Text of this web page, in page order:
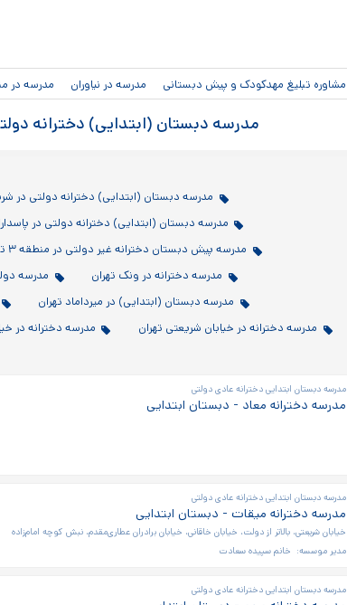
مشاوره تبلیغ مهدکودک و پیش دبستانی مدرسه در نیاوران مدرسه در
مدرسه دبستان (ابتدایی) دخترانه دولتی در
مدرسه دبستان (ابتدایی) دخترانه دولتی در
مدرسه دبستان (ابتدایی) دخترانه دولتی در
مدرسه پیش دبستان دخترانه غیر دولتی در منطقه ۳ تهران
مدرسه دخترانه در ونک تهران
مدرسه
مدرسه دبستان (ابتدایی) در میرداماد تهران
مدرسه دخترانه در خیابان شریعتی تهران
مدرسه دخترانه در
مدرسه دبستان ابتدایی دخترانه عادی دولتی
مدرسه دخترانه معاد - دبستان ابتدایی
مدرسه دبستان ابتدایی دخترانه عادی دولتی
مدرسه دخترانه میقات - دبستان ابتدایی
خیابان شریعتی، بالاتر از دولت، خیابان خاقانی، خیابان برادران عطاری‌مقدم، نبش کوچه امام‌زاده
مدیر موسسه: خانم سپیده سعادت
مدرسه دبستان ابتدایی دخترانه عادی دولتی